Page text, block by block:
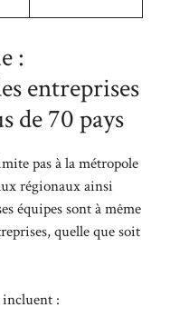
:
entreprises
de 70 pays
pas à la métropole
régionaux ainsi
équipes sont à même
quelle que soit
incluent :